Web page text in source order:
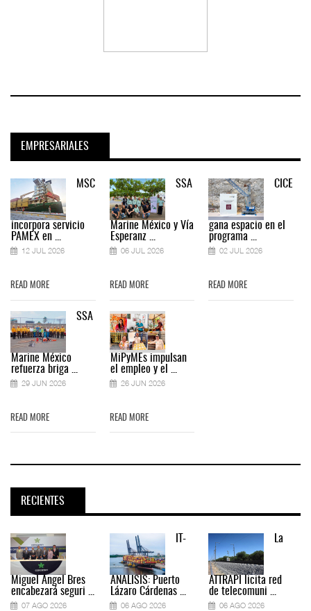
EMPRESARIALES
MSC
incorpora servicio
PAMEX en ...
12 JUL 2026
READ MORE
SSA
Marine México
refuerza briga ...
29 JUN 2026
READ MORE
SSA
Marine México y Vía
Esperanz ...
06 JUL 2026
READ MORE
MiPyMEs impulsan
el empleo y el ...
26 JUN 2026
READ MORE
CICE
gana espacio en el
programa ...
02 JUL 2026
READ MORE
RECIENTES
Miguel Ángel Bres
encabezará seguri ...
07 AGO 2026
IT-
ANÁLISIS: Puerto
Lázaro Cárdenas ...
06 AGO 2026
La
ATTRAPI licita red
de telecomuni ...
06 AGO 2026